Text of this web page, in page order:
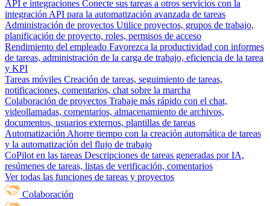
API e integraciones Conecte sus tareas a otros servicios con la
integración API para la automatización avanzada de tareas
Administración de proyectos Utilice proyectos, grupos de trabajo,
planificación de proyecto, roles, permisos de acceso
Rendimiento del empleado Favorezca la productividad con informes
de tareas, administración de la carga de trabajo, eficiencia de la tarea
y KPI
Tareas móviles Creación de tareas, seguimiento de tareas,
notificaciones, comentarios, chat sobre la marcha
Colaboración de proyectos Trabaje más rápido con el chat,
videollamadas, comentarios, almacenamiento de archivos,
documentos, usuarios externos, plantillas de tareas
Automatización Ahorre tiempo con la creación automática de tareas
y la automatización del flujo de trabajo
CoPilot en las tareas Descripciones de tareas generadas por IA,
resúmenes de tareas, listas de verificación, comentarios
Ver todas las funciones de tareas y proyectos
Colaboración